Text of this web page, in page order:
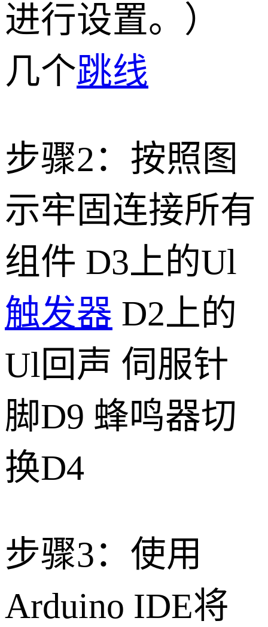
进行设置。）
几个跳线
步骤2：按照图
示牢固连接所有
组件 D3上的Ul
触发器 D2上的
Ul回声 伺服针
脚D9 蜂鸣器切
换D4
步骤3：使用
Arduino IDE将